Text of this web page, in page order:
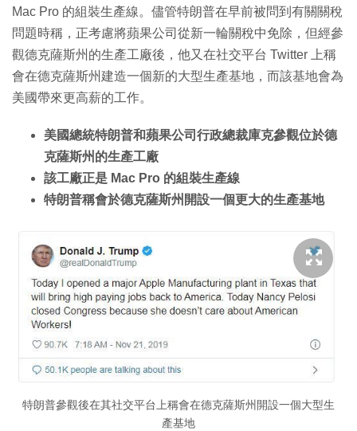
Mac Pro 的組裝生產線。儘管特朗普在早前被問到有關關稅
問題時稱，正考慮將蘋果公司從新一輪關稅中免除，但經參
觀德克薩斯州的生產工廠後，他又在社交平台 Twitter 上稱
會在德克薩斯州建造一個新的大型生產基地，而該基地會為
美國帶來更高薪的工作。
美國總統特朗普和蘋果公司行政總裁庫克參觀位於德
克薩斯州的生產工廠
該工廠正是 Mac Pro 的組裝生產線
特朗普稱會於德克薩斯州開設一個更大的生產基地
特朗普參觀後在其社交平台上稱會在德克薩斯州開設一個大型生
產基地